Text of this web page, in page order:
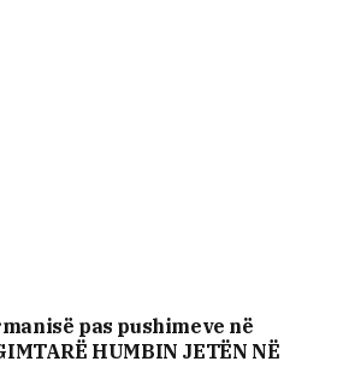
pas pushimeve në
HUMBIN JETËN NË